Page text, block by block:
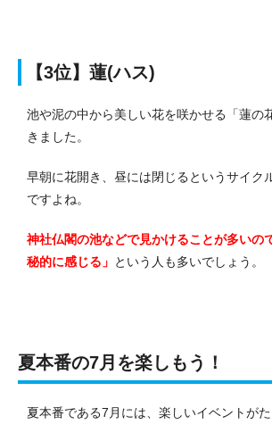
【3位】蓮(ハス)
池や泥の中から美しい花を咲かせる「蓮の
きました。
早朝に花開き、昼には閉じるというサイク
ですよね。
神社仏閣の池などで見かけることが多いの
秘的に感じる」 という人も多いでしょう。
夏本番の7月を楽しもう！
夏本番である7月には、楽しいイベントがた